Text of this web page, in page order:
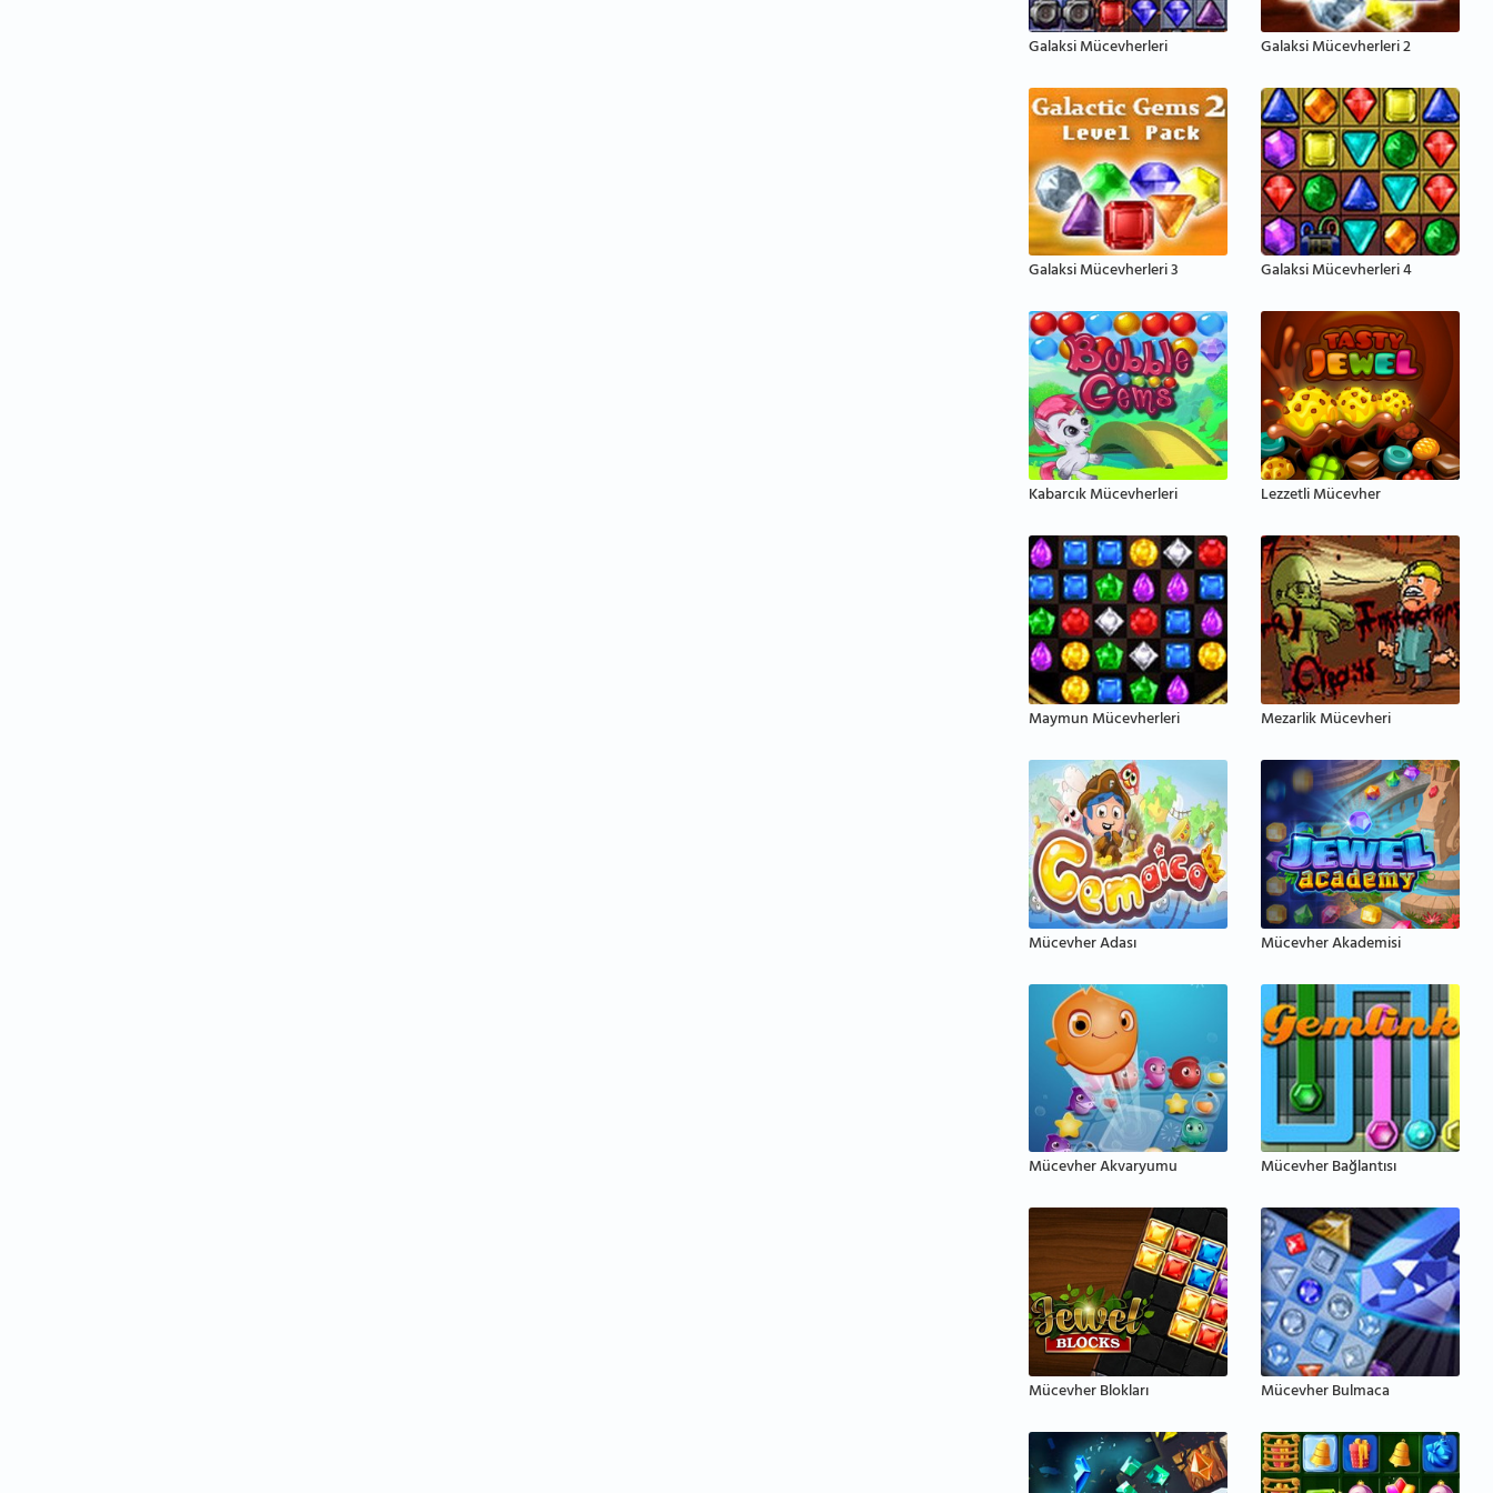
Galaksi Mücevherleri Galaksi Mücevherleri 2
Galaksi Mücevherleri 3 Galaksi Mücevherleri 4
Kabarcık Mücevherleri Lezzetli Mücevher
Maymun Mücevherleri Mezarlik Mücevheri
Mücevher Adası Mücevher Akademisi
Mücevher Akvaryumu Mücevher Bağlantısı
Mücevher Blokları Mücevher Bulmaca